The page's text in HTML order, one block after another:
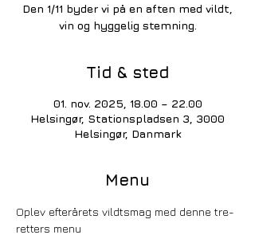
Den 1/11 byder vi på en aften med vildt,
vin og hyggelig stemning.
Tid & sted
01. nov. 2025, 18.00 – 22.00
Helsingør, Stationspladsen 3, 3000
Helsingør, Danmark
Menu
Oplev efterårets vildtsmag med denne tre-
retters menu